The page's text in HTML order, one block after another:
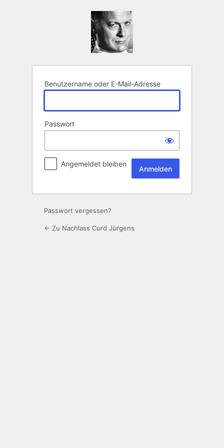
Benutzername oder E-Mail-Adresse
Passwort
Angemeldet bleiben
Passwort vergessen?
← Zu Nachlass Curd Jürgens